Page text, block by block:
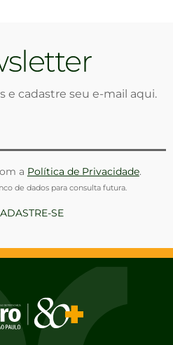
e cadastre seu e-mail aqui.
a Política de Privacidade.
de dados para consulta futura.
SE